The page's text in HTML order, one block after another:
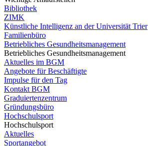
Bibliothek
ZIMK
Künstliche Intelligenz an der Universität Trier
Familienbüro
Betriebliches Gesundheitsmanagement
Betriebliches Gesundheitsmanagement
Aktuelles im BGM
Angebote für Beschäftigte
Impulse für den Tag
Kontakt BGM
Graduiertenzentrum
Gründungsbüro
Hochschulsport
Hochschulsport
Aktuelles
Sportangebot